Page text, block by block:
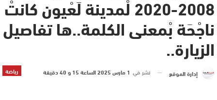
2008-2020 لْمدينة لَعْيون كانتْ
ناجْحَة بْمعنى الكلمة..ها تفاصيل
الزيارة..
رياضة إدارة الموقع نشر في 1 مارس 2025 الساعة 15 و 40 دقيقة